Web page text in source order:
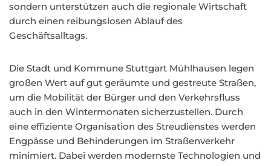
sondern unterstützen auch die regionale Wirtschaft
durch einen reibungslosen Ablauf des
Geschäftsalltags.
Die Stadt und Kommune Stuttgart Mühlhausen legen
großen Wert auf gut geräumte und gestreute Straßen,
um die Mobilität der Bürger und den Verkehrsfluss
auch in den Wintermonaten sicherzustellen. Durch
eine effiziente Organisation des Streudienstes werden
Engpässe und Behinderungen im Straßenverkehr
minimiert. Dabei werden modernste Technologien und